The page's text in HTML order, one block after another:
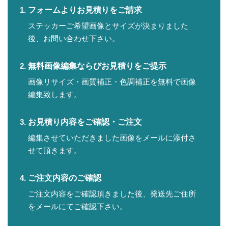
フォームよりお見積りをご請求
ステッカーご希望画像とサイズが決まりました
後、お問い合わせ下さい。
無料画像編集ならびお見積りをご提示
画像リサイズ・画質補正・色調補正を無料で画像
編集致します。
お見積り内容をご確認・ご注文
編集させていただきました画像をメールに添付さ
せて頂きます。
ご注文内容のご確認
ご注文内容をご確認頂きました後、発送先ご住所
をメールにてご確認下さい。